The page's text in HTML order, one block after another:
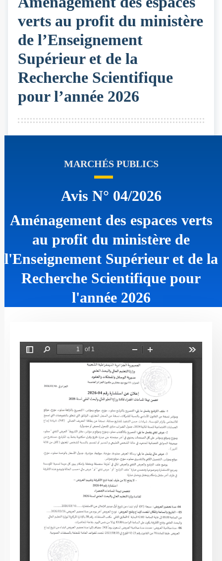
verts au profit du ministère
de l’Enseignement
Supérieur et de la
Recherche Scientifique
pour l’année 2026
MARCHÉS PUBLICS
Avis N° 04/2026
Aménagement des espaces verts
au profit du ministère de
l'Enseignement Supérieur et de la
Recherche Scientifique pour
l'année 2026